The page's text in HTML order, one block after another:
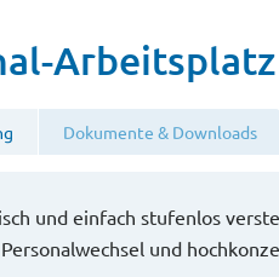
Dokumente & Downloads
und einfach stufenlos
und